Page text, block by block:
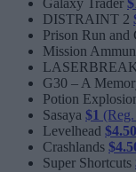
Galaxy Trader
DISTRAINT 2
Prison Run and
Mission
G30 – A
Potion
Sasaya $1
Levelhead $4.50
Crashlands
Super Shortcuts